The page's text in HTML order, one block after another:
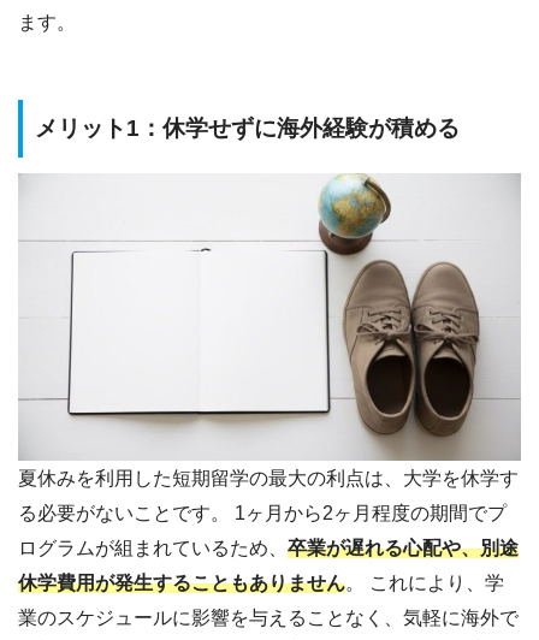
ます。
メリット1：休学せずに海外経験が積める
夏休みを利用した短期留学の最大の利点は、大学を休学す
る必要がないことです。 1ヶ月から2ヶ月程度の期間でプ
ログラムが組まれているため、 卒業が遅れる心配や、別途
休学費用が発生することもありません。 これにより、学
業のスケジュールに影響を与えることなく、気軽に海外で